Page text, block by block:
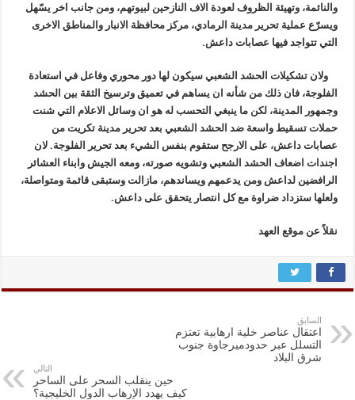
والنائمة، وتهيئة الظروف لعودة الاف النازحين لبيوتهم، ومن جانب اخر يسّهل
ويسرّع عملية تحرير مدينة الرمادي، مركز محافظة الانبار والمناطق الاخرى
التي تتواجد فيها عصابات داعش.
ولان تشكيلات الحشد الشعبي سيكون لها دور محوري وفاعل في استعادة
الفلوجة، فان ذلك من شأنه ان يساهم في تعميق وترسيخ الثقة بين الحشد
وجمهور المدينة، لكن ما ينبغي التحسب له هو ان وسائل الاعلام التي شنت
حملات تسقيط واسعة ضد الحشد الشعبي بعد تحرير مدينة تكريت من
عصابات داعش، على الارجح ستقوم بنفس الشيء بعد تحرير الفلوجة. لان
اجندات اضعاف الحشد الشعبي وتشويه صورته، ومعه الجيش وابناء العشائر
الرافضين لداعش ومن يدعمهم ويساندهم، مازالت وستبقى قائمة ومتواصلة،
ولعلها ستزداد ضراوة مع كل انتصار يتحقق على داعش.
نقلاً عن موقع العهد
السابق
اعتقال عناصر خلية ارهابية تعتزم
التسلل عبر حدودميرجاوة جنوب
شرق البلاد
التالي
حين ينقلب السحر على الساحر
كيف يهدد الإرهاب الدول الخليجية؟